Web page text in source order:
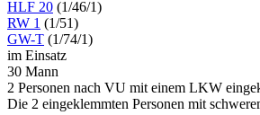
HLF 20 (1/46/1)
RW 1 (1/51)
GW-T (1/74/1)
im Einsatz
30 Mann
2 Personen nach VU mit einem LKW
Die 2 eingeklemmten Personen mit